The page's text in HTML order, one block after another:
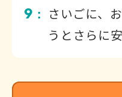
9 ：
さいごに、
うとさらに